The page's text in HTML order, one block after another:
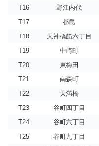
T16
野江内代
T17
都島
T18
天神橋筋六丁目
T19
中崎町
T20
東梅田
T21
南森町
T22
天満橋
T23
谷町四丁目
T24
谷町六丁目
T25
谷町九丁目